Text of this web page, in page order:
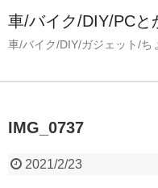
車/バイク/DIY/PCと
車/バイク/DIY/ガジェット/ち
IMG_0737
2021/2/23